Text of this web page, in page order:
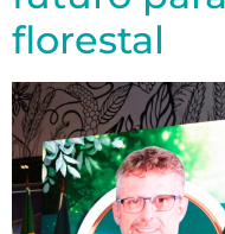
florestal